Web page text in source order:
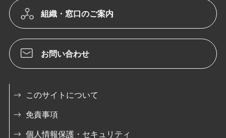
組織・窓口のご案内
お問い合わせ
このサイトについて
免責事項
個人情報保護・セキュリティ